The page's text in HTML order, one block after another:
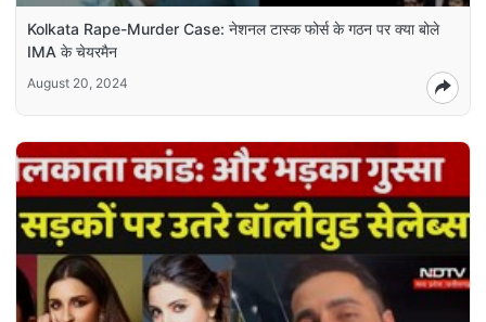
Kolkata Rape-Murder Case: नेशनल टास्क फोर्स के गठन पर क्या बोले
IMA के चेयरमैन
August 20, 2024